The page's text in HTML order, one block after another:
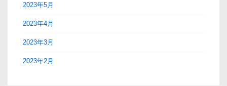
2023年5月
2023年4月
2023年3月
2023年2月